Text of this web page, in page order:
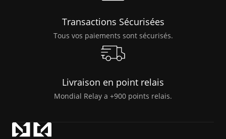
Transactions Sécurisées
Tous vos paiements sont sécurisés.
Livraison en point relais
Mondial Relay a +900 points relais.